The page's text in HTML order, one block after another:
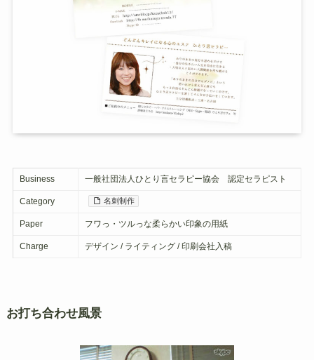
Business 一般社団法人ひとり言セラピー協会 認定セラピスト
Category 名刺制作
Paper フワっ・ツルっな柔らかい印象の用紙
Charge デザイン / ライティング / 印刷会社入稿
お打ち合わせ風景